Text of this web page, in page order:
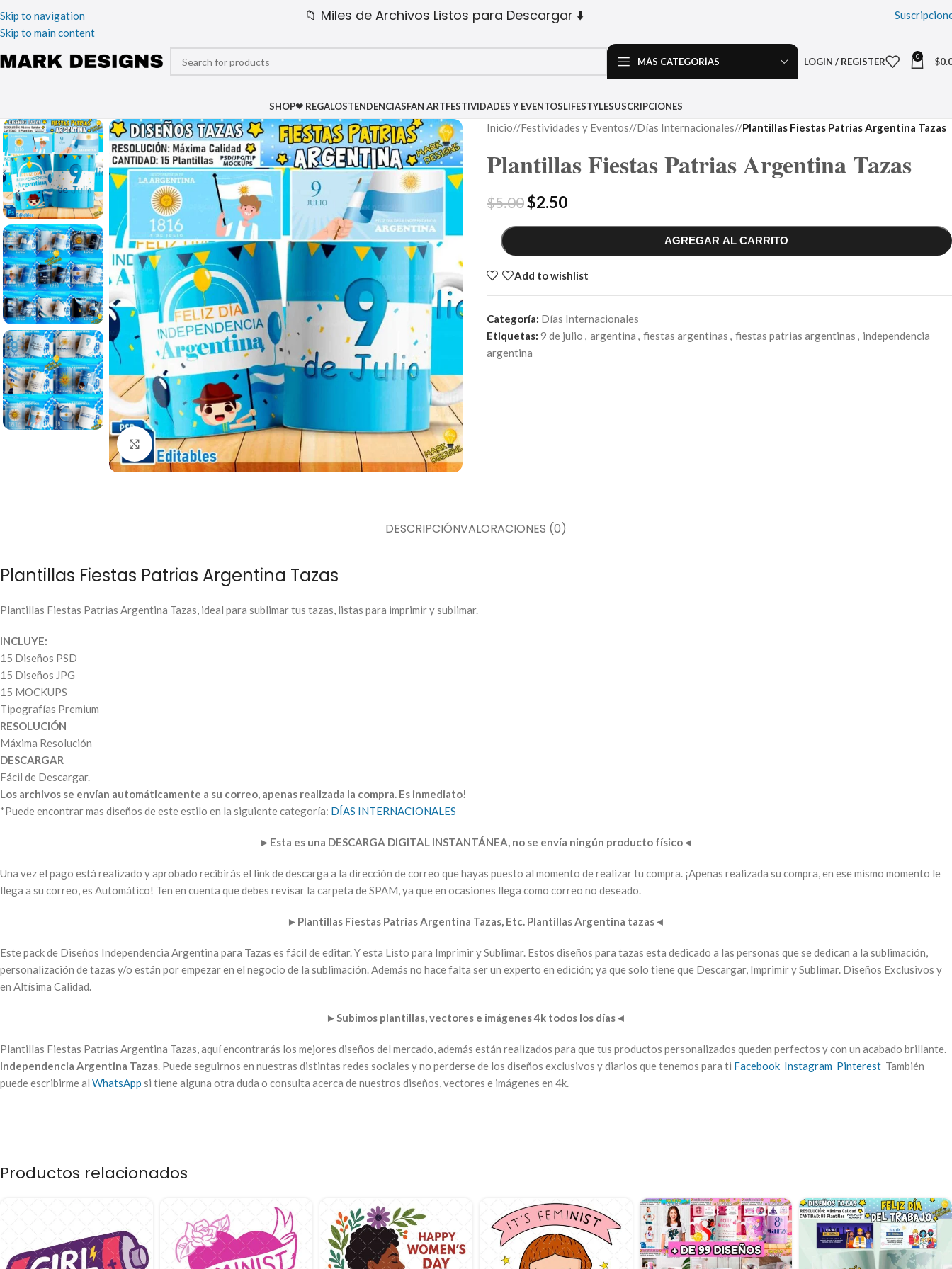
Skip to navigation
Skip to main content
📁 Miles de Archivos Listos para Descargar ⬇️
MÁS CATEGORÍAS LOGIN / REGISTER 0 $
SHOP❤ REGALOSTENDENCIASFAN ARTFESTIVIDADES Y EVENTOSLIFESTYLESUSCRIPCIONES
Click to enlarge
Inicio/ Festividades y Eventos/ Días Internacionales/ Plantillas Fiestas Patrias Argentina Tazas
Plantillas Fiestas Patrias Argentina Tazas
$5.00$2.50
AGREGAR AL CARRITO
Add to wishlist
Categoría: Días Internacionales
Etiquetas: 9 de julio , argentina , fiestas argentinas , fiestas patrias argentinas , independencia
argentina
DESCRIPCIÓNVALORACIONES (0)
Plantillas Fiestas Patrias Argentina Tazas
Plantillas Fiestas Patrias Argentina Tazas, ideal para sublimar tus tazas, listas para imprimir y sublimar.
INCLUYE:
15 Diseños PSD
15 Diseños JPG
15 MOCKUPS
Tipografías Premium
RESOLUCIÓN
Máxima Resolución
DESCARGAR
Fácil de Descargar.
Los archivos se envían automáticamente a su correo, apenas realizada la compra. Es inmediato!
*Puede encontrar mas diseños de este estilo en la siguiente categoría: DÍAS INTERNACIONALES
► Esta es una DESCARGA DIGITAL INSTANTÁNEA, no se envía ningún producto físico◄
Una vez el pago está realizado y aprobado recibirás el link de descarga a la dirección de correo que hayas puesto al momento de realizar tu compra. ¡Apenas realizada su compra, en ese mismo momento le
llega a su correo, es Automático! Ten en cuenta que debes revisar la carpeta de SPAM, ya que en ocasiones llega como correo no deseado.
► Plantillas Fiestas Patrias Argentina Tazas, Etc. Plantillas Argentina tazas◄
Este pack de Diseños Independencia Argentina para Tazas es fácil de editar. Y esta Listo para Imprimir y Sublimar. Estos diseños para tazas esta dedicado a las personas que se dedican a la sublimación,
personalización de tazas y/o están por empezar en el negocio de la sublimación. Además no hace falta ser un experto en edición; ya que solo tiene que Descargar, Imprimir y Sublimar. Diseños Exclusivos y
en Altísima Calidad.
►Subimos plantillas, vectores e imágenes 4k todos los días◄
Plantillas Fiestas Patrias Argentina Tazas, aquí encontrarás los mejores diseños del mercado, además están realizados para que tus productos personalizados queden perfectos y con un acabado brillante.
Independencia Argentina Tazas. Puede seguirnos en nuestras distintas redes sociales y no perderse de los diseños exclusivos y diarios que tenemos para ti Facebook Instagram Pinterest También
puede escribirme al WhatsApp si tiene alguna otra duda o consulta acerca de nuestros diseños, vectores e imágenes en 4k.
Productos relacionados